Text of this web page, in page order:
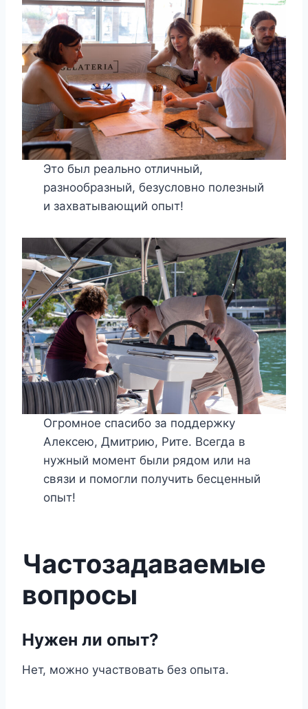
Это был реально отличный,
разнообразный, безусловно полезный
и захватывающий опыт!
Огромное спасибо за поддержку
Алексею, Дмитрию, Рите. Всегда в
нужный момент были рядом или на
связи и помогли получить бесценный
опыт!
Частозадаваемые
вопросы
Нужен ли опыт?
Нет, можно участвовать без опыта.